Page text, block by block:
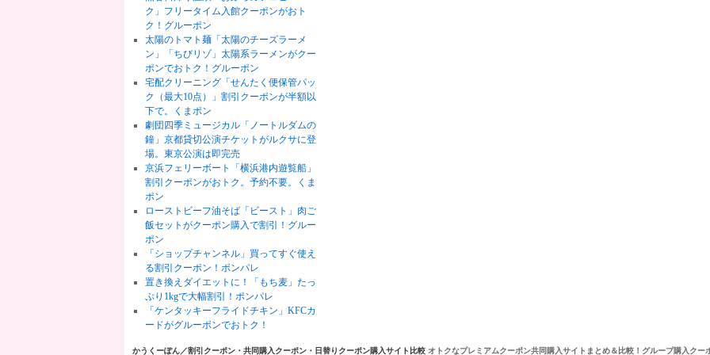
ク」フリータイム入館クーポンがおト
ク！グルーポン
太陽のトマト麺「太陽のチーズラーメ
ン」「ちびリゾ」太陽系ラーメンがクー
ポンでおトク！グルーポン
宅配クリーニング「せんたく便保管パッ
ク（最大10点）」割引クーポンが半額以
下で。くまポン
劇団四季ミュージカル「ノートルダムの
鐘」京都貸切公演チケットがルクサに登
場。東京公演は即完売
京浜フェリーボート「横浜港内遊覧船」
割引クーポンがおトク。予約不要。くま
ポン
ローストビーフ油そば「ビースト」肉ご
飯セットがクーポン購入で割引！グルー
ポン
「ショップチャンネル」買ってすぐ使え
る割引クーポン！ポンパレ
置き換えダイエットに！「もち麦」たっ
ぷり1kgで大幅割引！ポンパレ
「ケンタッキーフライドチキン」KFCカ
ードがグルーポンでおトク！
かうくーぽん／割引クーポン・共同購入クーポン・日替りクーポン購入サイト比較 オトクなプレミアムクーポン共同購入サイトまとめ＆比較！グループ購入クー